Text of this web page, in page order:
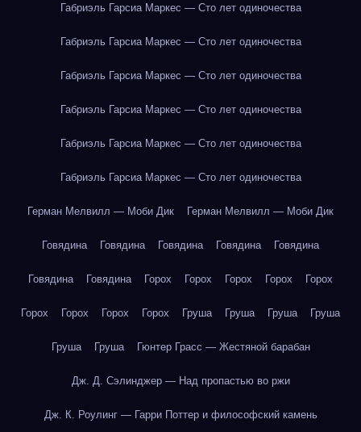
Габриэль Гарсиа Маркес — Сто лет одиночества
Габриэль Гарсиа Маркес — Сто лет одиночества
Габриэль Гарсиа Маркес — Сто лет одиночества
Габриэль Гарсиа Маркес — Сто лет одиночества
Габриэль Гарсиа Маркес — Сто лет одиночества
Габриэль Гарсиа Маркес — Сто лет одиночества
Герман Мелвилл — Моби Дик Герман Мелвилл — Моби Дик
Говядина Говядина Говядина Говядина Говядина
Говядина Говядина Горох Горох Горох Горох Горох
Горох Горох Горох Горох Груша Груша Груша Груша
Груша Груша Гюнтер Грасс — Жестяной барабан
Дж. Д. Сэлинджер — Над пропастью во ржи
Дж. К. Роулинг — Гарри Поттер и философский камень